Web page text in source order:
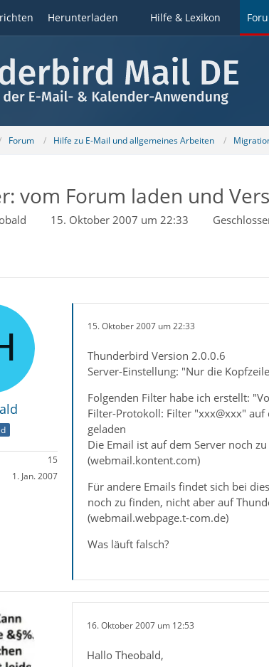
Herunterladen Hilfe & Lexikon
Forum Hilfe zu E-Mail und allgemeines Arbeiten
vom Forum laden und
15. Oktober 2007 um 22:33
15
1. Jan. 2007
15. Oktober 2007 um 22:33
Thunderbird Version 2.0.0.6
Server-Einstellung: "Nur die
Folgenden Filter habe ich erstellt:
Filter-Protokoll: Filter "xxx@xxx"
geladen
Die Email ist auf dem Server noch
(webmail.kontent.com)
Für andere Emails findet sich bei
noch zu finden, nicht aber auf
(webmail.webpage.t-com.de)
Was läuft falsch?
16. Oktober 2007 um 12:53
Hallo Theobald,